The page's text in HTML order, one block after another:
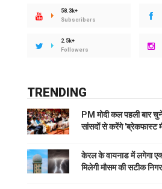
58.3k+
Subscribers
2.5k+
Followers
TRENDING
PM मोदी कल पहली बार
सांसदों से करेंगे 'ब्रेकफास्ट
केरल के वायनाड में लगेगा
मिलेगी मौसम की सटीक